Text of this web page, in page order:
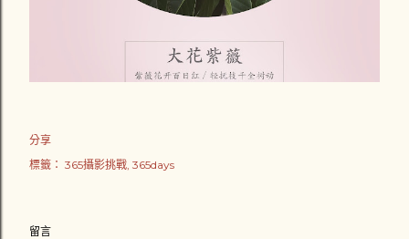
分享
標籤： 365攝影挑戰 365days
留言